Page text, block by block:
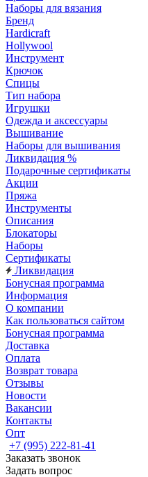
Наборы для вязания
Бренд
Hardicraft
Hollywool
Инструмент
Крючок
Спицы
Тип набора
Игрушки
Одежда и аксессуары
Вышивание
Наборы для вышивания
Ликвидация %
Подарочные сертификаты
Акции
Пряжа
Инструменты
Описания
Блокаторы
Наборы
Сертификаты
Ликвидация
Бонусная программа
Информация
О компании
Как пользоваться сайтом
Бонусная программа
Доставка
Оплата
Возврат товара
Отзывы
Новости
Вакансии
Контакты
Опт
+7 (995) 222-81-41
Заказать звонок
Задать вопрос